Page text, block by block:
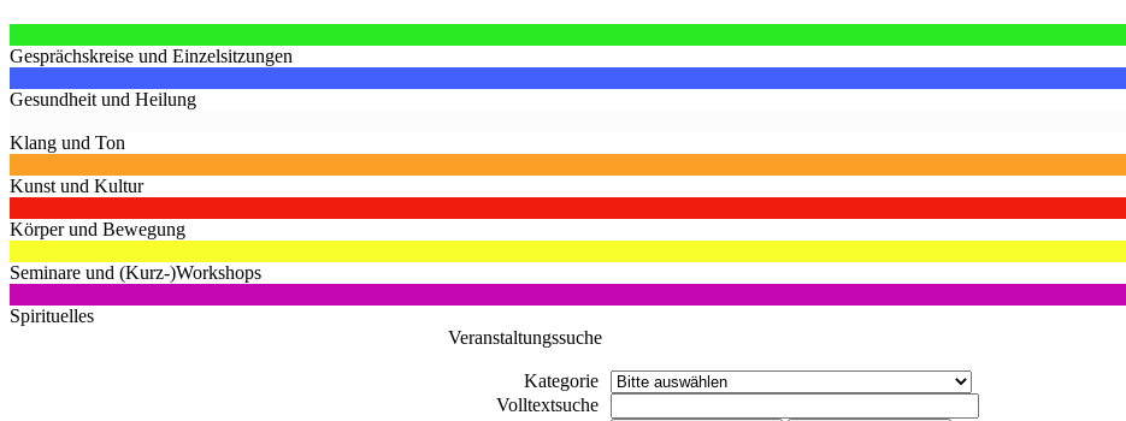
Gesprächskreise und Einzelsitzungen
Gesundheit und Heilung
Klang und Ton
Kunst und Kultur
Körper und Bewegung
Seminare und (Kurz-)Workshops
Spirituelles
Veranstaltungssuche
Kategorie
Volltextsuche